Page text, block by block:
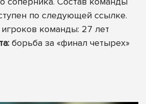
по следующей ссылке.
команды: 27 лет
борьба за «финал четырех»